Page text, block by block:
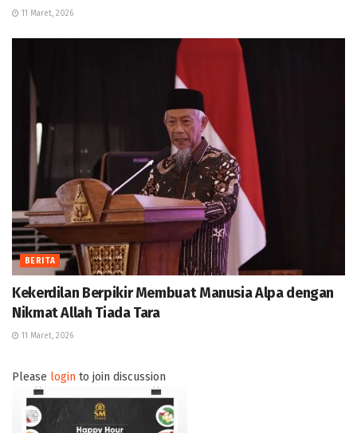
11 Maret, 2026
BERITA
Kekerdilan Berpikir Membuat Manusia Alpa dengan
Nikmat Allah Tiada Tara
11 Maret, 2026
Please login to join discussion